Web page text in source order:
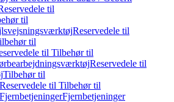
til
til
Reservedele til
til
til Tilbehør til
Reservedele til
Tilbehør til
Reservedele til Tilbehør til
FjernbetjeningerFjernbetjeninger